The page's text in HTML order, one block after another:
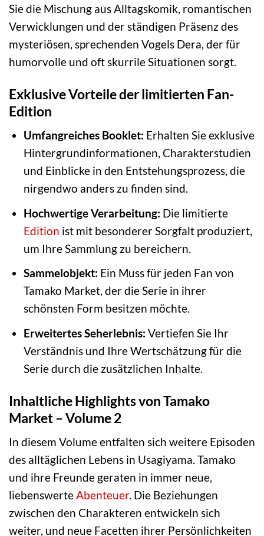
Sie die Mischung aus Alltagskomik, romantischen
Verwicklungen und der ständigen Präsenz des
mysteriösen, sprechenden Vogels Dera, der für
humorvolle und oft skurrile Situationen sorgt.
Exklusive Vorteile der limitierten Fan-
Edition
Umfangreiches Booklet: Erhalten Sie exklusive
Hintergrundinformationen, Charakterstudien
und Einblicke in den Entstehungsprozess, die
nirgendwo anders zu finden sind.
Hochwertige Verarbeitung: Die limitierte
Edition ist mit besonderer Sorgfalt produziert,
um Ihre Sammlung zu bereichern.
Sammelobjekt: Ein Muss für jeden Fan von
Tamako Market, der die Serie in ihrer
schönsten Form besitzen möchte.
Erweitertes Seherlebnis: Vertiefen Sie Ihr
Verständnis und Ihre Wertschätzung für die
Serie durch die zusätzlichen Inhalte.
Inhaltliche Highlights von Tamako
Market – Volume 2
In diesem Volume entfalten sich weitere Episoden
des alltäglichen Lebens in Usagiyama. Tamako
und ihre Freunde geraten in immer neue,
liebenswerteAbenteuer. Die Beziehungen
zwischen den Charakteren entwickeln sich
weiter, und neue Facetten ihrer Persönlichkeiten